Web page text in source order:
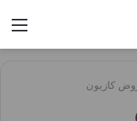
كازيون